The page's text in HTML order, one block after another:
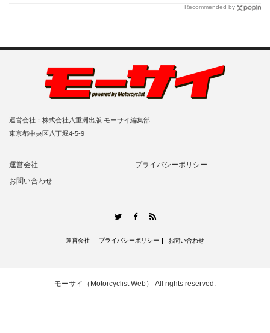
Recommended by
運営会社：株式会社八重洲出版 モーサイ編集部
東京都中央区八丁堀4-5-9
運営会社
プライバシーポリシー
お問い合わせ
TwitterFacebook
運営会社 プライバシーポリシー お問い合わせ
モーサイ（Motorcyclist Web） All rights reserved.